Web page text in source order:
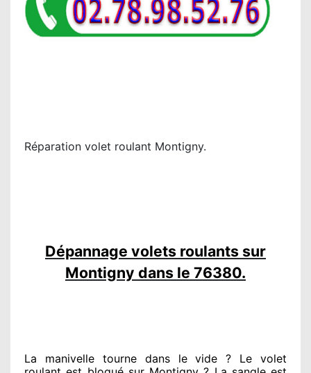
Réparation volet roulant Montigny.
Dépannage volets roulants sur
Montigny dans le 76380.
La manivelle tourne dans le vide ? Le volet